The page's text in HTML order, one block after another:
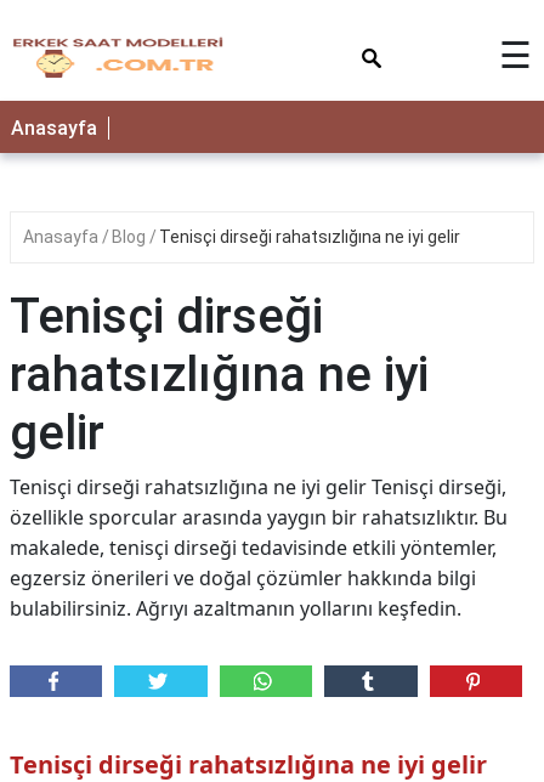
☰
Anasayfa
Anasayfa Blog Tenisçi dirseği rahatsızlığına ne iyi gelir
Tenisçi dirseği
rahatsızlığına ne iyi
gelir
Tenisçi dirseği rahatsızlığına ne iyi gelir Tenisçi dirseği,
özellikle sporcular arasında yaygın bir rahatsızlıktır. Bu
makalede, tenisçi dirseği tedavisinde etkili yöntemler,
egzersiz önerileri ve doğal çözümler hakkında bilgi
bulabilirsiniz. Ağrıyı azaltmanın yollarını keşfedin.
Tenisçi dirseği rahatsızlığına ne iyi gelir